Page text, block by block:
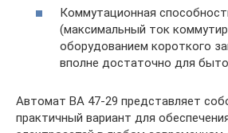
Коммутационная
(максимальный ток
оборудованием короткого
вполне достаточно для
Автомат BA 47-29 представляет
практичный вариант для